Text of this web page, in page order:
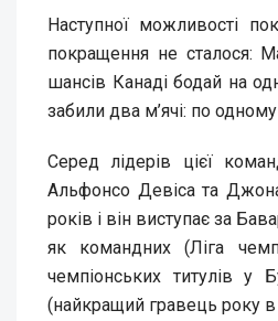
Наступної можливості
покращення не сталося:
шансів Канаді бодай на
забили два м’ячі: по
Серед лідерів цієї
Альфонсо Девіса та
років і він виступає за
як командних (Ліга
чемпіонських титулів у
(найкращий гравець року